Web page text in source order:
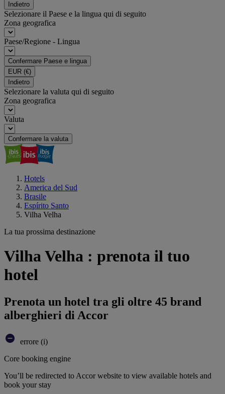
Indietro
Selezionare il Paese e la lingua qui di seguito
Zona geografica
Paese/Regione - Lingua
Confermare Paese e lingua
EUR (€)
Indietro
Selezionare la valuta qui di seguito
Zona geografica
Valuta
Confermare la valuta
Hotels
America del Sud
Brasile
Espírito Santo
Vilha Velha
La tua prossima destinazione
Vilha Velha : prenota il tuo
hotel
Prenota un hotel tra gli oltre 45 brand
alberghieri di Accor
errore (i)
Core booking engine
You’ll be redirected to Accor website to view available hotels and
book your stay